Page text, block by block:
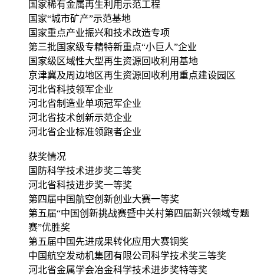
国家稀有金属再生利用示范工程
国家“城市矿产”示范基地
国家重点产业振兴和技术改造专项
第三批国家级专精特新重点“小巨人”企业
国家级区域性大型再生资源回收利用基地
京津冀及周边地区再生资源回收利用重点建设园区
河北省科技领军企业
河北省制造业单项冠军企业
河北省技术创新示范企业
河北省企业标准领跑者企业
获奖情况
国防科学技术进步奖二等奖
河北省科技进步奖一等奖
第四届中国航空创新创业大赛一等奖
第五届“中国创新挑战赛暨中关村第四届新兴领域专题
赛”优胜奖
第五届中国先进成果转化应用大赛铜奖
中国航空发动机集团有限公司科学技术奖三等奖
河北省金属学会冶金科学技术进步奖特等奖